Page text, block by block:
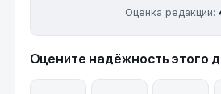
Оценка редакции:
Оцените надёжность этого